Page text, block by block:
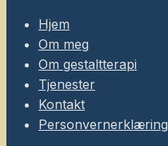
Hjem
Om meg
Om gestaltterapi
Tjenester
Kontakt
Personvernerklæring